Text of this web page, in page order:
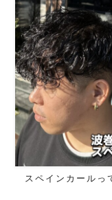
スペインカールっ